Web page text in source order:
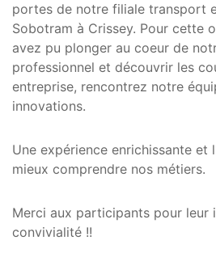
portes de notre filiale transport
Sobotram à Crissey. Pour cette
avez pu plonger au coeur de
professionnel et découvrir les
entreprise, rencontrez notre
innovations.
Une expérience enrichissante
mieux comprendre nos métiers.
Merci aux participants pour leur
convivialité !!